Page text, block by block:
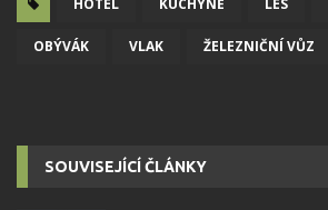
HOTEL KUCHYNĚ LES
OBÝVÁK VLAK ŽELEZNIČNÍ VŮZ
SOUVISEJÍCÍ ČLÁNKY